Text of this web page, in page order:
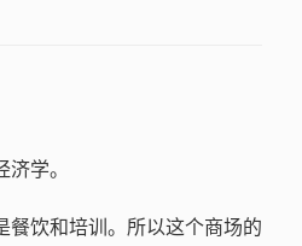
学。
餐饮和培训。所以这个商场的